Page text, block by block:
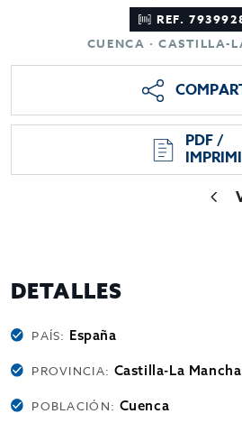
REF.
CUENCA · CASTILLA-
PDF /
DETALLES
PAÍS: España
PROVINCIA: Castilla-La Mancha
POBLACIÓN: Cuenca